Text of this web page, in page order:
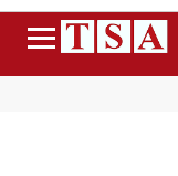
Menu